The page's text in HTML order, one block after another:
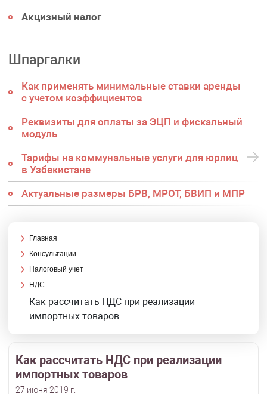
Акцизный налог
Шпаргалки
Как применять минимальные ставки аренды
с учетом коэффициентов
Реквизиты для оплаты за ЭЦП и фискальный
модуль
Тарифы на коммунальные услуги для юрлиц
в Узбекистане
Актуальные размеры БРВ, МРОТ, БВИП и МПР
Главная
Консультации
Налоговый учет
НДС
Как рассчитать НДС при реализации
импортных товаров
Как рассчитать НДС при реализации
импортных товаров
27 июня 2019 г.